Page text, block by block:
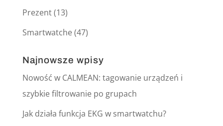
Prezent(13)
Smartwatche(47)
Najnowsze wpisy
Nowość w CALMEAN: tagowanie urządzeń i
szybkie filtrowanie po grupach
Jak działa funkcja EKG w smartwatchu?